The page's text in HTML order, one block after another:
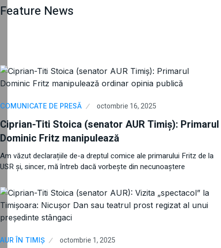
Feature News
COMUNICATE DE PRESĂ octombrie 16, 2025
Ciprian-Titi Stoica (senator AUR Timiș): Primarul
Dominic Fritz manipulează
Am văzut declarațiile de-a dreptul comice ale primarului Fritz de la
USR și, sincer, mă întreb dacă vorbește din necunoaștere
AUR ÎN TIMIȘ octombrie 1, 2025